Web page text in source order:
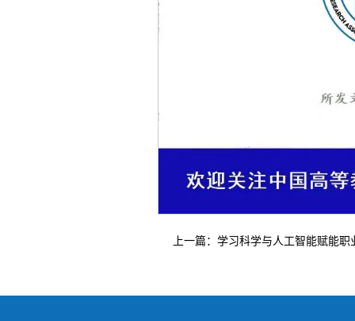
上一篇：学习科学与人工智能赋能